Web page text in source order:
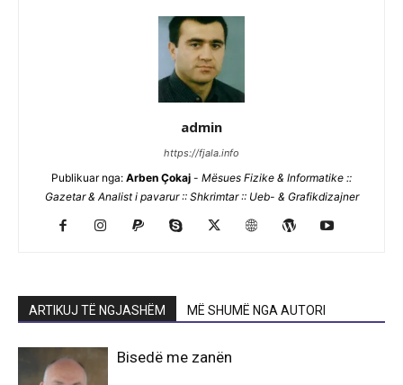
admin
https://fjala.info
Publikuar nga: Arben Çokaj - Mësues Fizike & Informatike ::
Gazetar & Analist i pavarur :: Shkrimtar :: Ueb- & Grafikdizajner
ARTIKUJ TË NGJASHËM MË SHUMË NGA AUTORI
Bisedë me zanën